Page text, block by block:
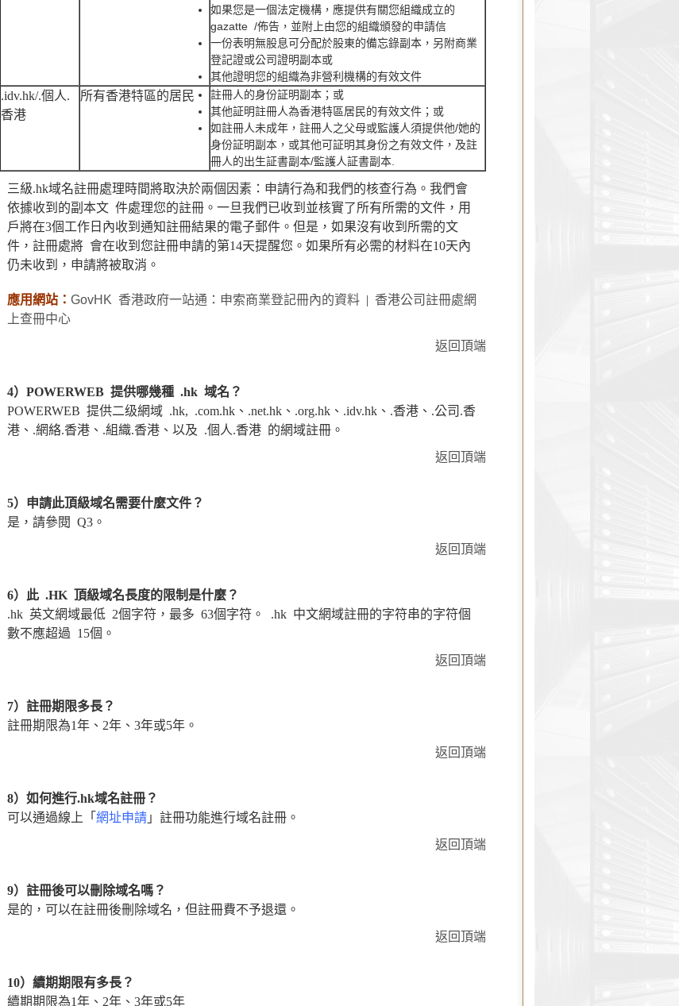
如果您是一個法定機構，應提供有關您組織成立的
gazatte /佈告，並附上由您的組織頒發的申請信
一份表明無股息可分配於股東的備忘錄副本，另附商業
登記證或公司證明副本或
其他證明您的組織為非營利機構的有效文件
.idv.hk/.個人.
香港
所有香港特區的居民
註冊人的身份証明副本；或
其他証明註冊人為香港特區居民的有效文件；或
如註冊人未成年，註冊人之父母或監護人須提供他/她的
身份証明副本，或其他可証明其身份之有效文件，及註
冊人的出生証書副本/監護人証書副本.
三級.hk域名註冊處理時間將取決於兩個因素：申請行為和我們的核查行為。我們會
依據收到的副本文 件處理您的註冊。一旦我們已收到並核實了所有所需的文件，用
戶將在3個工作日內收到通知註冊結果的電子郵件。但是，如果沒有收到所需的文
件，註冊處將 會在收到您註冊申請的第14天提醒您。如果所有必需的材料在10天內
仍未收到，申請將被取消。
應用網站： GovHK 香港政府一站通：申索商業登記冊內的資料| 香港公司註冊處網
上查冊中心
返回頂端
4）POWERWEB 提供哪幾種 .hk 域名？
POWERWEB 提供二级網域 .hk, .com.hk、.net.hk、.org.hk、.idv.hk、.香港、.公司.香
港、.網絡.香港、.組織.香港、以及 .個人.香港 的網域註冊。
返回頂端
5）申請此頂級域名需要什麼文件？
是，請參閱 Q3。
返回頂端
6）此 .HK 頂級域名長度的限制是什麼？
.hk 英文網域最低 2個字符，最多 63個字符。 .hk 中文網域註冊的字符串的字符個
數不應超過 15個。
返回頂端
7）註冊期限多長？
註冊期限為1年、2年、3年或5年。
返回頂端
8）如何進行.hk域名註冊？
可以通過線上「 網址申請」註冊功能進行域名註冊。
返回頂端
9）註冊後可以刪除域名嗎？
是的，可以在註冊後刪除域名，但註冊費不予退還。
返回頂端
10）續期期限有多長？
續期期限為1年、2年、3年或5年